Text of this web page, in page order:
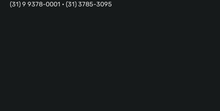
(31) 9 9378-0001 • (31) 3785-3095